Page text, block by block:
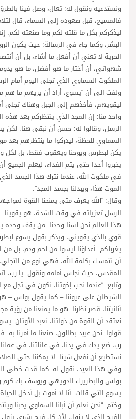
ونستدعيه ونقول له: تعال، وصل فينا
فالمسيح، قبل صعوده إلى السماء، قال
ليذكركم بكل ما قلته لكم وما صنعته لكم.
البشر، وكما جاء في الرسالة: حيث يكون
الحرية لا تعني أن أفعل ما أشاء، بل أن
شهواتي، أن أختار ما هو أفضل، ما هو
الملكوت السماوي الذي تجلى اليوم أمام
ولفت الى أن “يسوع، أراد أن يريهم ما هم
ليقويهم، فأخذهم إلى الجبل وهناك
واحد منا: إن المجد الذي ينتظركم بعد
الرسل، وقالوا له: حسن أن نبقى هنا. لكن
السماوي للحظة، ليدركوا ما ينتظرهم بعد
يكن لبطرس ويوحنا ويعقوب فقط، بل لكل
يخبروا أحدا حتى يتم الفداء، ليعلم
في ملكوت الله، عندما نترك هذا الجسد
الموت هذا، ويبدلنا بجسد المجد”.
وقال: “الله يعرف متى يمنحنا القوة
الرسل تعزياته في وقت الشدة، هو
هذا العالم نحن لسنا وحدنا. من يقف
قوي بالذي يقويني، ويذكر بقول يسوع
يغربلكم. أعداؤنا ليسوا من لحم ودم، بل من
أن نتمسك بكلمة الله، فهي نوع من
المقدس، حيث نجلس أمامه ونقول: يا رب،
وتابع: “عندما نحب إخوتنا، نكون في تجل مع
الشيطان على عيوننا – كما يقول بولس – هو
أنانيتنا، قصر نظرنا. هو ما يمنعنا من رؤية
نعتقد أن القوة من ذواتنا، نعبد الأوثان.
قولوا: نحن عبيد بطالون، صنعنا ما أمرنا
رب، ضع يدك في يدنا، في عائلتنا، في
نستطيع أن نفعل شيئا. لا يمكننا حتى
وفي هذا العيد، نقول له: كما قدت خطى
بولس والبطريرك الدويهي ويوسف بك كرم
يسوع التي قالت: أنا لا أموت بل أدخل
وختم: “نحن نعلم أن أبانا السماوي يحبنا